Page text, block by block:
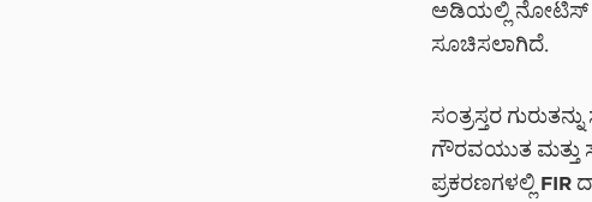
ಅಡಿಯಲ್ಲಿ ನೋಟಿಸ್
ಸೂಚಿಸಲಾಗಿದೆ.
ಸಂತ್ರಸ್ತರ
ಗೌರವಯುತ ಮತ್ತು
ಪ್ರಕರಣಗಳಲ್ಲಿ